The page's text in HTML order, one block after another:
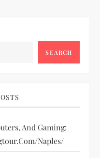
SEARCH
And Gaming:
naples/